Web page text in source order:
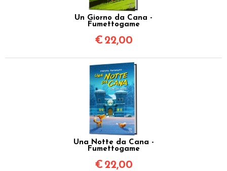
Un Giorno da Cana -
Fumettogame
€ 22,00
Una Notte da Cana -
Fumettogame
€ 22,00